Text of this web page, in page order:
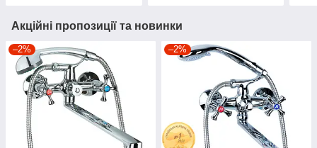
Акційні пропозиції та новинки
–2% –2%